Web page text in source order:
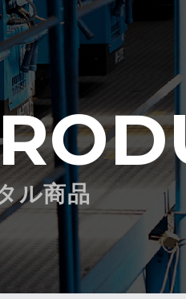
ル商品